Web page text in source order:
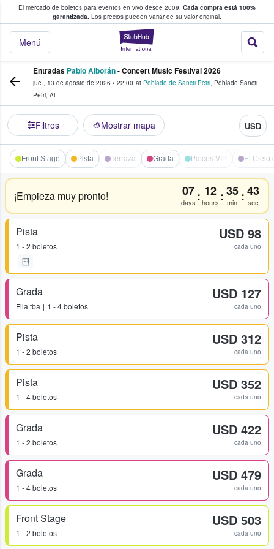
El mercado de boletos para eventos en vivo desde 2009. Cada compra está 100%
garantizada. Los precios pueden variar de su valor original.
StubHub: donde
Menú
fans compran y venden boletos
Entradas Pablo Alborán- Concert Music Festival 2026
jue., 13 de agosto de 2026 • 22:00 at Poblado de Sancti Petri, Poblado Sancti
Petri, AL
Filtros Mostrar mapa USD
Front Stage Pista Terraza Grada Palcos VIP El Cielo
¡Empieza muy pronto! 07
days : 12
hours :35
min :42
sec
Pista
1 - 2 boletos
USD 98
cada uno
Grada
Fila tba 1 - 4 boletos
USD 127
cada uno
Pista
1 - 2 boletos
USD 312
cada uno
Pista
1 - 4 boletos
USD 352
cada uno
Grada
1 - 2 boletos
USD 422
cada uno
Grada
1 - 4 boletos
USD 479
cada uno
Front Stage
1 - 2 boletos
USD 503
cada uno